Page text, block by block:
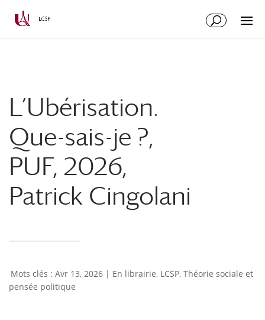
L’Ubérisation.
Que-sais-je ?,
PUF, 2026,
Patrick Cingolani
Avr 13, 2026 | En librairie, LCSP, Théorie sociale et
pensée politique